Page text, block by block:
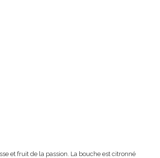
et fruit de la passion. La bouche est citronné